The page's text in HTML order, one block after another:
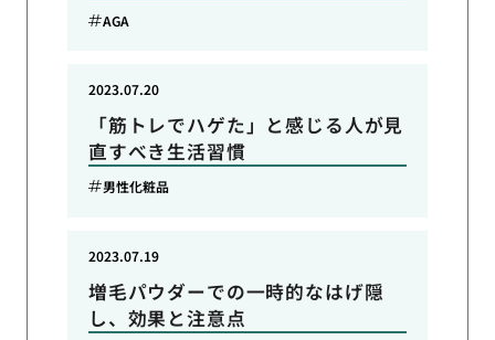
AGA
「筋トレでハゲた」と感じる人が見
直すべき生活習慣
2023.07.20
男性化粧品
増毛パウダーでの一時的なはげ隠
し、効果と注意点
2023.07.19